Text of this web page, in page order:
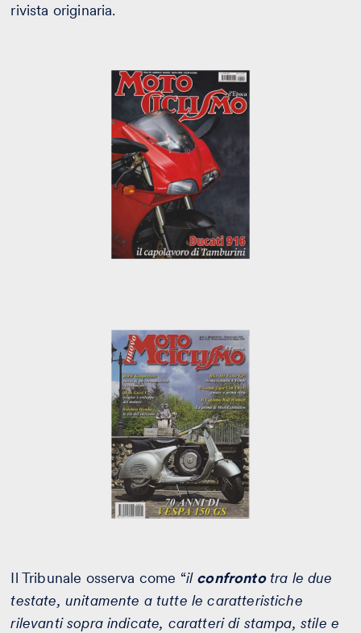
rivista originaria.
Il Tribunale osserva come “il confrontotra le due
testate, unitamente a tutte le caratteristiche
rilevanti sopra indicate, caratteri di stampa, stile e